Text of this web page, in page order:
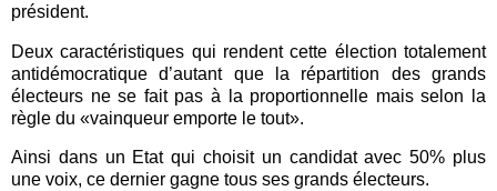
président.
Deux caractéristiques qui rendent cette élection totalement
antidémocratique d’autant que la répartition des grands
électeurs ne se fait pas à la proportionnelle mais selon la
règle du «vainqueur emporte le tout».
Ainsi dans un Etat qui choisit un candidat avec 50% plus
une voix, ce dernier gagne tous ses grands électeurs.